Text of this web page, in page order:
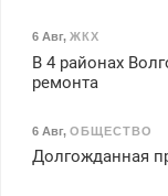
6 Авг, ЖКХ
В 4 районах
ремонта
6 Авг, ОБЩЕСТВО
Долгожданная